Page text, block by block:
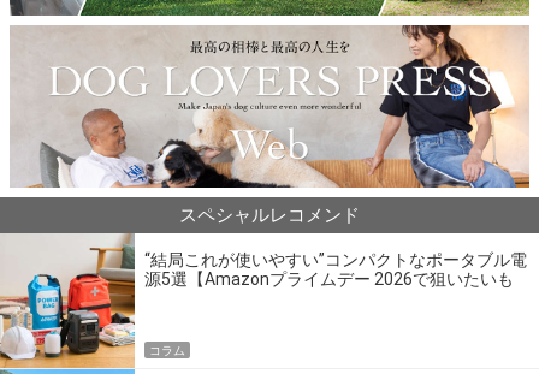
スペシャルレコメンド
“結局これが使いやすい”コンパクトなポータブル電
源5選【Amazonプライムデー 2026で狙いたいも
コラム